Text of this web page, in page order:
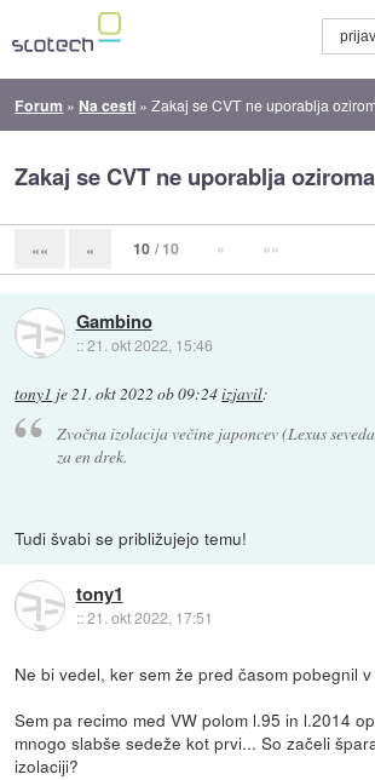
Forum » Na cesti »Zakaj se CVT ne uporablja
Zakaj se CVT ne uporablja
«« « 10 / 10 » »»
Gambino
::21. okt 2022, 15:46
tony1 je21. okt 2022 ob 09:24izjavil:
Zvočna izolacija večine japoncev (Lexus
za en drek.
Tudi švabi se približujejo temu!
tony1
::21. okt 2022, 17:51
Ne bi vedel, ker sem že pred časom pobegnil
Sem pa recimo med VW polom l.95 in l.2014
mnogo slabše sedeže kot prvi... So začeli
izolaciji?